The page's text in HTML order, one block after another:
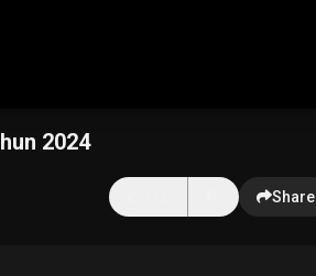
2024
Share